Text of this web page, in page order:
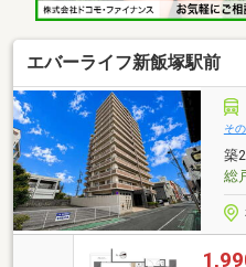
エバーライフ新飯塚駅前
そ
築
総